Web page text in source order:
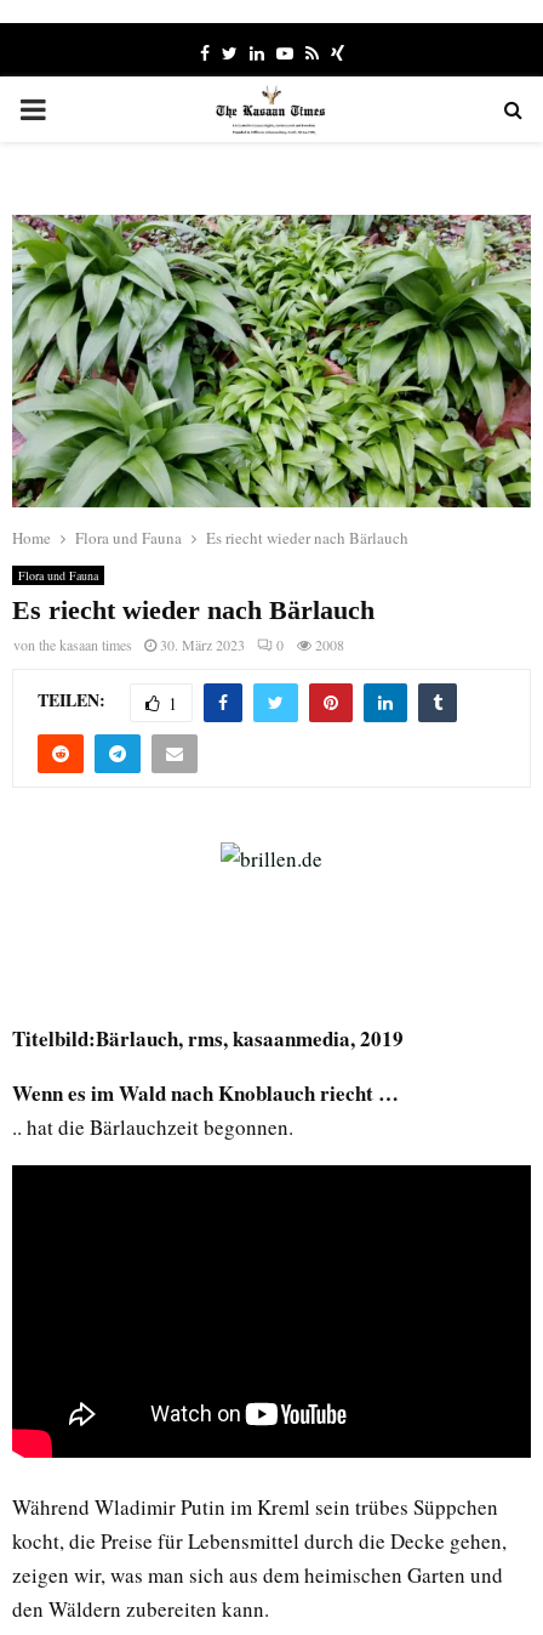
Facebook
TwitterLinkedinYoutube
RssXing
PRIMARY
Home Flora und Fauna Es riecht wieder nach Bärlauch
Flora und Fauna
Es riecht wieder nach Bärlauch
von the kasaan times 30. März 2023 0 2008
TEILEN: 1
Titelbild:Bärlauch, rms, kasaanmedia, 2019
Wenn es im Wald nach Knoblauch riecht …
.. hat die Bärlauchzeit begonnen.
Während Wladimir Putin im Kreml sein trübes Süppchen
kocht, die Preise für Lebensmittel durch die Decke gehen,
zeigen wir, was man sich aus dem heimischen Garten und
den Wäldern zubereiten kann.